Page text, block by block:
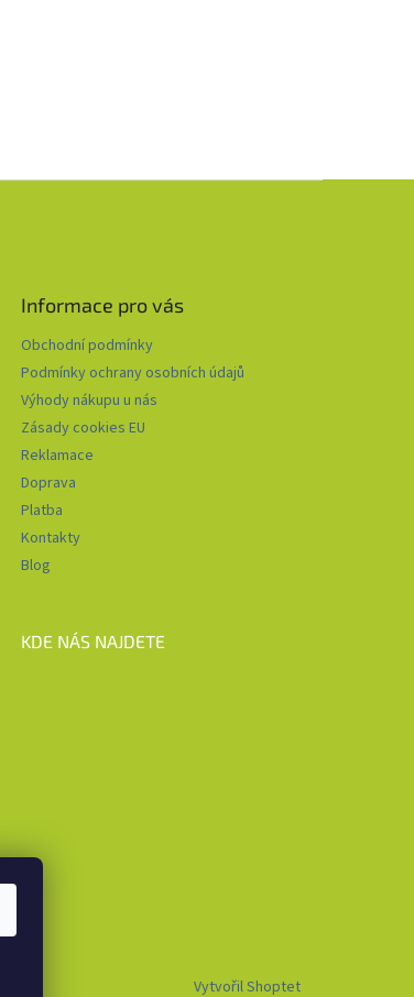
Informace pro vás
Obchodní podmínky
Podmínky ochrany osobních údajů
Výhody nákupu u nás
Zásady cookies EU
Reklamace
Doprava
Platba
Kontakty
Blog
KDE NÁS NAJDETE
Vytvořil Shoptet